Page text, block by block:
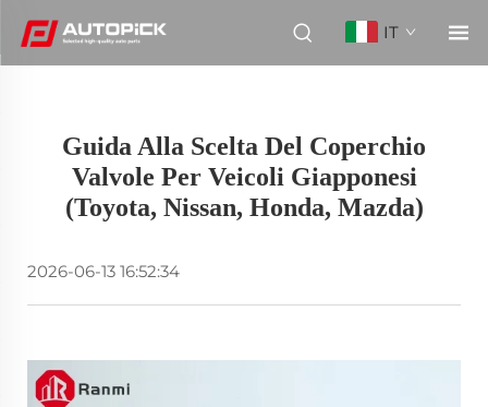
IT
Guida Alla Scelta Del Coperchio
Valvole Per Veicoli Giapponesi
(Toyota, Nissan, Honda, Mazda)
2026-06-13 16:52:34